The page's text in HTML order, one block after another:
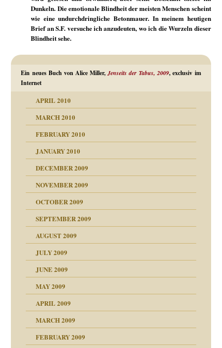
Dunkeln. Die emotionale Blindheit der meisten Menschen scheint
wie eine undurchdringliche Betonmauer. In meinem heutigen
Brief an S.F. versuche ich anzudeuten, wo ich die Wurzeln dieser
Blindheit sehe.
Ein neues Buch von Alice Miller,Jenseits der Tabus, 2009, exclusiv im
Internet
APRIL 2010
MARCH 2010
FEBRUARY 2010
JANUARY 2010
DECEMBER 2009
NOVEMBER 2009
OCTOBER 2009
SEPTEMBER 2009
AUGUST 2009
JULY 2009
JUNE 2009
MAY 2009
APRIL 2009
MARCH 2009
FEBRUARY 2009